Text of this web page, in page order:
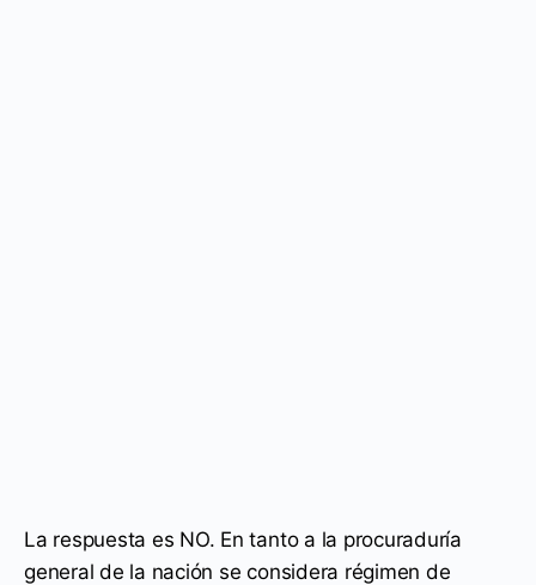
La respuesta es NO. En tanto a la procuraduría
general de la nación se considera régimen de